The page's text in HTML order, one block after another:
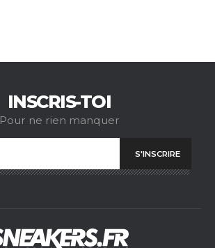
INSCRIS-TOI
Pour ne rien manquer